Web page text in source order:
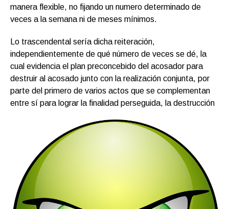
manera flexible, no fijando un numero determinado de
veces a la semana ni de meses mínimos.
Lo trascendental sería dicha reiteración,
independientemente de qué número de veces se dé, la
cual evidencia el plan preconcebido del acosador para
destruir al acosado junto con la realización conjunta, por
parte del primero de varios actos que se complementan
entre sí para lograr la finalidad perseguida, la destrucción